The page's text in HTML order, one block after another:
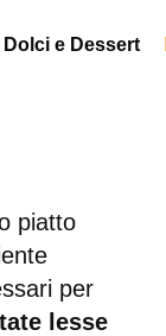
Dolci e Dessert
piatto
per
lesse